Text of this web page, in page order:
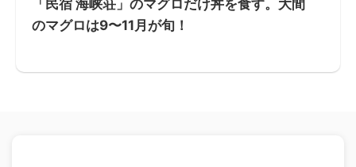
「民宿 海峡荘」のマグロだけ丼を食す。大間
のマグロは9〜11月が旬！